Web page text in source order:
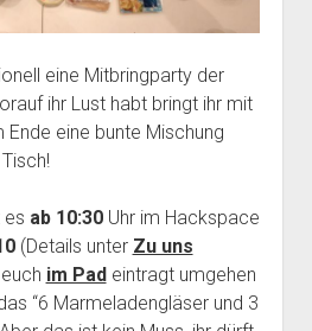
eine Mitbringparty der
ihr Lust habt bringt ihr mit
Ende eine bunte Mischung
es ab 10:30Uhr im Hackspace
(Details unter Zu uns
im Padeintragt umgehen
“6 Marmeladengläser und 3